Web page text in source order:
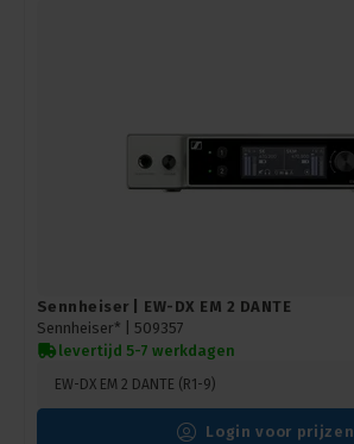
Sennheiser | EW-DX EM 2 DANTE
Sennheiser* | 509357
levertijd 5-7 werkdagen
EW-DX EM 2 DANTE (R1-9)
Login voor prijzen